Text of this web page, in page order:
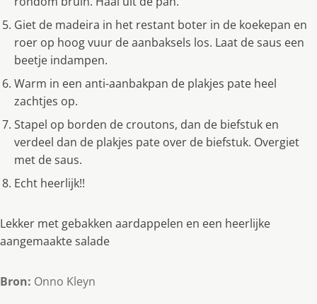
Giet de madeira in het restant boter in de koekepan en
roer op hoog vuur de aanbaksels los. Laat de saus een
beetje indampen.
Warm in een anti-aanbakpan de plakjes pate heel
zachtjes op.
Stapel op borden de croutons, dan de biefstuk en
verdeel dan de plakjes pate over de biefstuk. Overgiet
met de saus.
Echt heerlijk!!
Lekker met gebakken aardappelen en een heerlijke
aangemaakte salade
Bron: Onno Kleyn